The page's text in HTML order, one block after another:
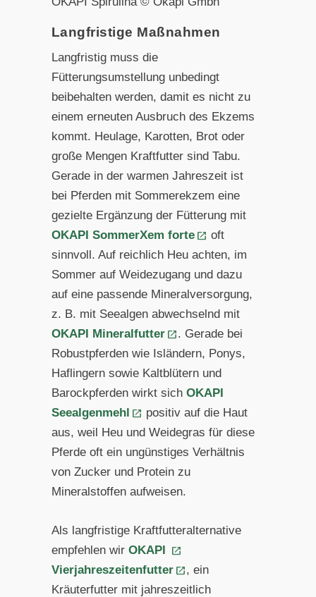
Langfristige Maßnahmen
Langfristig muss die
Fütterungsumstellung unbedingt
beibehalten werden, damit es nicht zu
einem erneuten Ausbruch des Ekzems
kommt. Heulage, Karotten, Brot oder
große Mengen Kraftfutter sind Tabu.
Gerade in der warmen Jahreszeit ist
bei Pferden mit Sommerekzem eine
gezielte Ergänzung der Fütterung mit
OKAPI SommerXem forte
oft
sinnvoll. Auf reichlich Heu achten, im
Sommer auf Weidezugang und dazu
auf eine passende Mineralversorgung,
z. B. mit Seealgen abwechselnd mit
OKAPI Mineralfutter
. Gerade bei
Robustpferden wie Isländern, Ponys,
Haflingern sowie Kaltblütern und
Barockpferden wirkt sich OKAPI
Seealgenmehl
positiv auf die Haut
aus, weil Heu und Weidegras für diese
Pferde oft ein ungünstiges Verhältnis
von Zucker und Protein zu
Mineralstoffen aufweisen.
Als langfristige Kraftfutteralternative
empfehlen wir OKAPI
Vierjahreszeitenfutter
, ein
Kräuterfutter mit jahreszeitlich